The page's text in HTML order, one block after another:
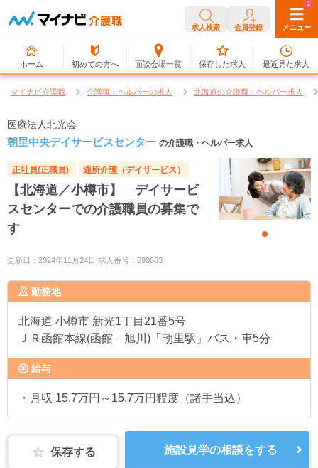
求人検索 会員登録 メニュー
ホーム 初めての方へ 面談会場一覧
0
保存した求人
1
最近見た求人
マイナビ介護職 介護職・ヘルパーの求人 北海道の介護職・ヘルパー求人
医療法人北光会
朝里中央デイサービスセンター の介護職・ヘルパー求人
正社員(正職員) 通所介護（デイサービス）
【北海道／小樽市】 デイサービ
スセンターでの介護職員の募集で
す
更新日：2024年11月24日 求人番号：690663
勤務地
北海道 小樽市 新光1丁目21番5号
ＪＲ函館本線(函館－旭川)「朝里駅」バス・車5分
給与
・月収 15.7万円～15.7万円程度（諸手当込）
保存する 施設見学の相談をする